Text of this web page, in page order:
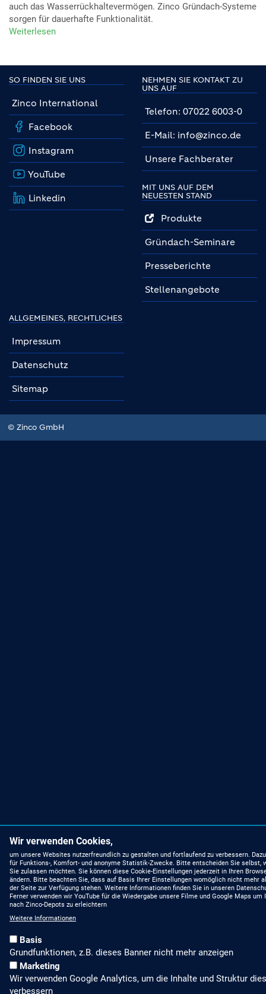
auch das Wasserrückhaltevermögen. Zinco Gründach-Systeme
sorgen für dauerhafte Funktionalität.
Weiterlesen
Dächern
SO FINDEN SIE UNS
Zinco International
Facebook
Instagram
YouTube
Linkedin
NEHMEN SIE KONTAKT ZU
UNS AUF
Telefon: 07022 6003-0
E-Mail: info@zinco.de
Unsere Fachberater
MIT UNS AUF DEM
NEUESTEN STAND
Produkte
Gründach-Seminare
Presseberichte
Stellenangebote
ALLGEMEINES, RECHTLICHES
Impressum
Datenschutz
Sitemap
© Zinco GmbH
Wir verwenden Cookies,
um unsere Websites nutzerfreundlich zu gestalten und fortlaufend zu verbessern.
für Funktions-, Komfort- und anonyme Statistik-Zwecke. Bitte entscheiden Sie selbst,
Sie zulassen möchten. Sie können diese Cookie-Einstellungen jederzeit in Ihren
ändern. Bitte beachten Sie, dass auf Basis Ihrer Einstellungen womöglich nicht mehr
der Seite zur Verfügung stehen. Weitere Informationen finden Sie in unseren
Ferner verwenden wir YouTube für die Wiedergabe unsere Filme und Google Maps um
nach Zinco-Depots zu erleichtern
Weitere Informationen
Basis
Grundfunktionen, z.B. dieses Banner nicht mehr anzeigen
Marketing
Wir verwenden Google Analytics, um die Inhalte und Struktur
verbessern